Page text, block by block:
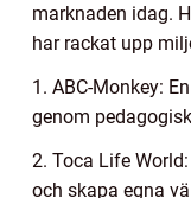
marknaden idag.
har rackat upp
1. ABC-Monkey:
genom
2. Toca Life
och skapa egna